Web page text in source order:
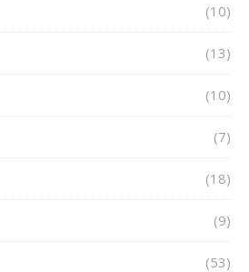
(10)
(13)
(10)
(7)
(18)
(9)
(53)